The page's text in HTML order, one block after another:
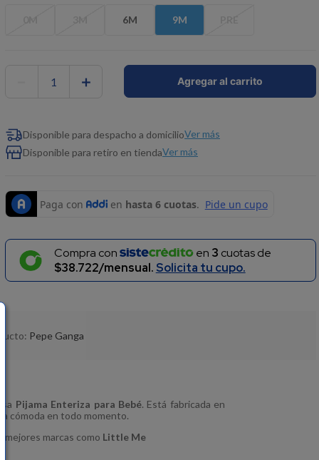
6M 9M
＋ Agregar al carrito
Disponible para despacho a domicilioVer más
Disponible para retiro en tiendaVer más
Compra con en 3 cuotas de
$38.722/mensual. Solicita tu cupo.
Pepe Ganga
Pijama Enteriza para Bebé. Está fabricada en
cómoda en todo momento.
mejores marcas como Little Me